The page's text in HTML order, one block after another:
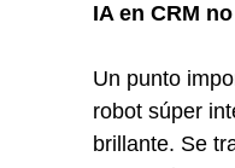
IA en CRM
Un punto
robot súper
brillante. Se